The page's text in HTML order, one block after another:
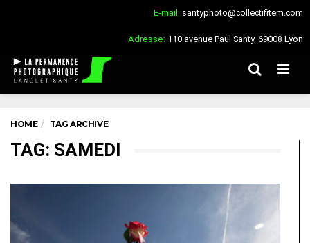
E-mail: santyphoto@collectifitem.com
Adresse: 110 avenue Paul Santy, 69008 Lyon
HOME TAG ARCHIVE
TAG: SAMEDI